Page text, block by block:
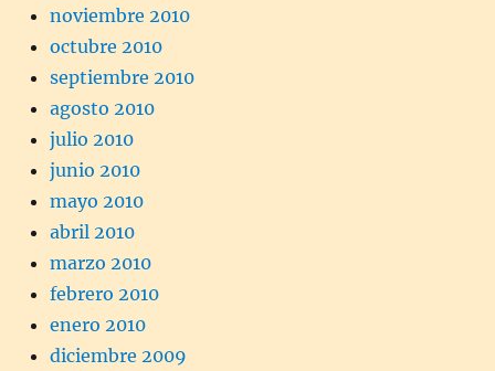
noviembre 2010
octubre 2010
septiembre 2010
agosto 2010
julio 2010
junio 2010
mayo 2010
abril 2010
marzo 2010
febrero 2010
enero 2010
diciembre 2009